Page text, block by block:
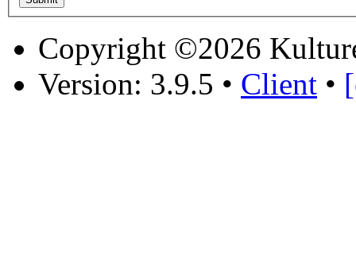
Copyright ©2026
Version: 3.9.5 • Client •